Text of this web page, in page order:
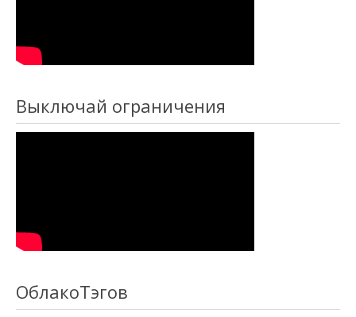
Выключай ограничения
ОблакоТэгов